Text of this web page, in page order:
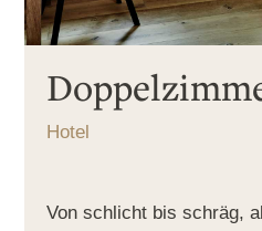
Hotel
Von schlicht bis schräg,